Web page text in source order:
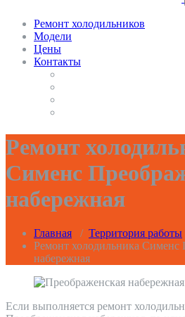
Ремонт холодильников
Модели
Цены
Контакты
Ремонт
Сименс
набережная
Главная / Территория работы
Ремонт холодильника Сименс
набережная
Если выполняется ремонт